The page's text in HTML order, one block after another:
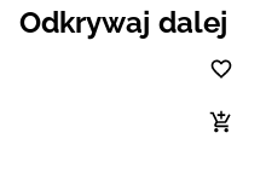
Odkrywaj dalej